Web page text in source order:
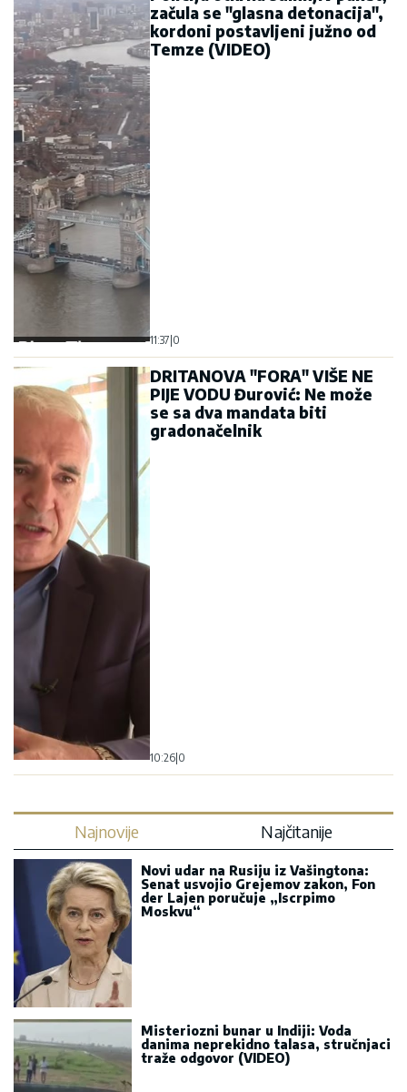
začula se "glasna detonacija",
kordoni postavljeni južno od
Temze (VIDEO)
11:37 0
DRITANOVA "FORA" VIŠE NE
PIJE VODU Đurović: Ne može
se sa dva mandata biti
gradonačelnik
10:26 0
Najnovije Najčitanije
Novi udar na Rusiju iz Vašingtona:
Senat usvojio Grejemov zakon, Fon
der Lajen poručuje „Iscrpimo
Moskvu“
Misteriozni bunar u Indiji: Voda
danima neprekidno talasa, stručnjaci
traže odgovor (VIDEO)